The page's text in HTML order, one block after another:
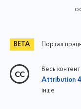
Портал
Весь
Attribution
інше